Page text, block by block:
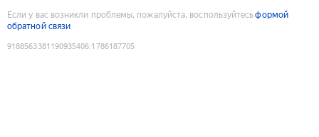
Если у вас возникли проблемы, пожалуйста, воспользуйтесьформой
обратной связи
9188563381190935406:1786187705